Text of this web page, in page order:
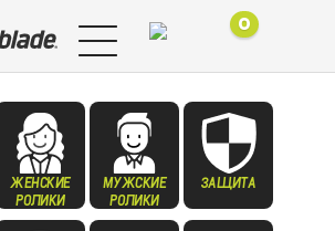
0
ЖЕНСКИЕ
РОЛИКИ
МУЖСКИЕ
РОЛИКИ
ЗАЩИТА